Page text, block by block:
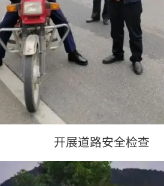
开展道路安全检查